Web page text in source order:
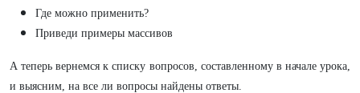
Где можно применить?
Приведи примеры массивов
А теперь вернемся к списку вопросов, составленному в начале урока,
и выясним, на все ли вопросы найдены ответы.